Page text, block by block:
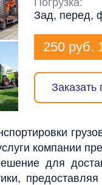
Погрузка:
Зад, перед,
250 руб.
Заказать
компании
для